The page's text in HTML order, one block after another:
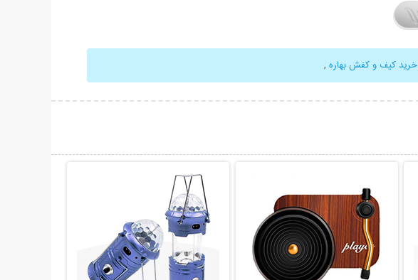
خرید کیف و کفش بهاره ,